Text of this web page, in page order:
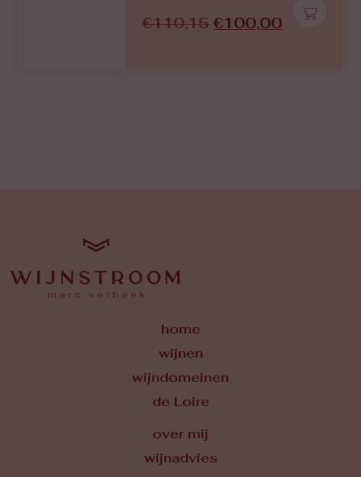
€110,15 €100,00
home
wijnen
wijndomeinen
de Loire
over mij
wijnadvies